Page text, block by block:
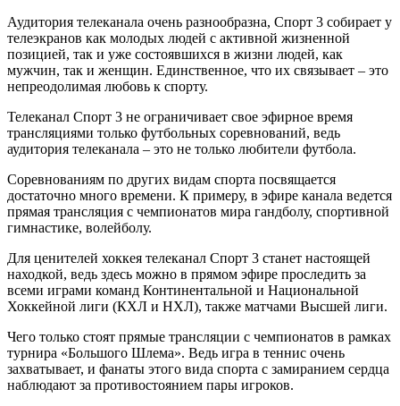
Аудитория телеканала очень разнообразна, Спорт 3 собирает у
телеэкранов как молодых людей с активной жизненной
позицией, так и уже состоявшихся в жизни людей, как
мужчин, так и женщин. Единственное, что их связывает – это
непреодолимая любовь к спорту.
Телеканал Спорт 3 не ограничивает свое эфирное время
трансляциями только футбольных соревнований, ведь
аудитория телеканала – это не только любители футбола.
Соревнованиям по других видам спорта посвящается
достаточно много времени. К примеру, в эфире канала ведется
прямая трансляция с чемпионатов мира гандболу, спортивной
гимнастике, волейболу.
Для ценителей хоккея телеканал Спорт 3 станет настоящей
находкой, ведь здесь можно в прямом эфире проследить за
всеми играми команд Континентальной и Национальной
Хоккейной лиги (КХЛ и НХЛ), также матчами Высшей лиги.
Чего только стоят прямые трансляции с чемпионатов в рамках
турнира «Большого Шлема». Ведь игра в теннис очень
захватывает, и фанаты этого вида спорта с замиранием сердца
наблюдают за противостоянием пары игроков.